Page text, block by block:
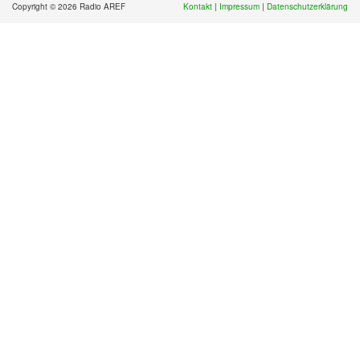
Copyright © 2026 Radio AREF Kontakt | Impressum | Datenschutzerklärung